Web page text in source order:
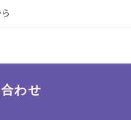
わせ